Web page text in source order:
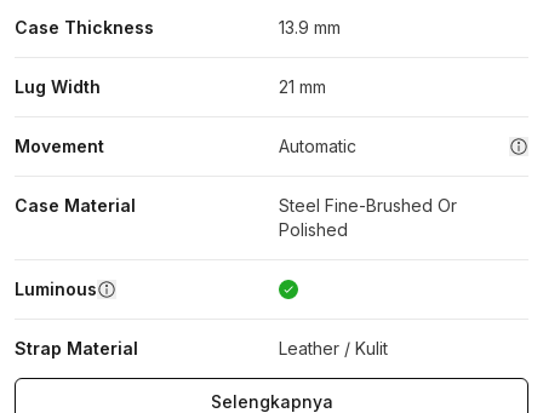
Case Thickness 13.9 mm
Lug Width 21 mm
Movement Automatic
Case Material
Steel Fine-Brushed Or
Polished
Luminous
Strap Material Leather / Kulit
Selengkapnya